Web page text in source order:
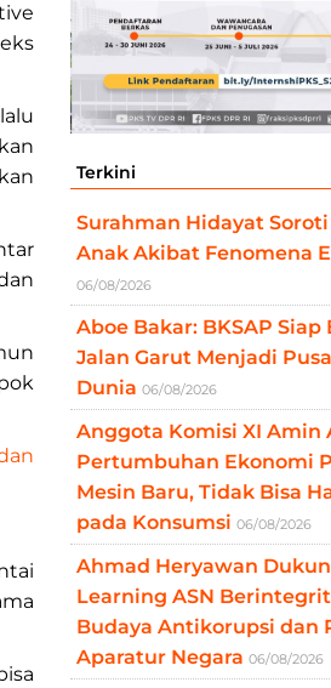
Terkini
Surahman Hidayat
Anak Akibat Fenomena
06/08/2026
Aboe Bakar: BKSAP
Jalan Garut Menjadi
Dunia 06/08/2026
Anggota Komisi XI Amin
Pertumbuhan Ekonomi
Mesin Baru, Tidak Bisa
pada Konsumsi 06/08/2026
Ahmad Heryawan
Learning ASN
Budaya Antikorupsi dan
Aparatur Negara 06/08/2026